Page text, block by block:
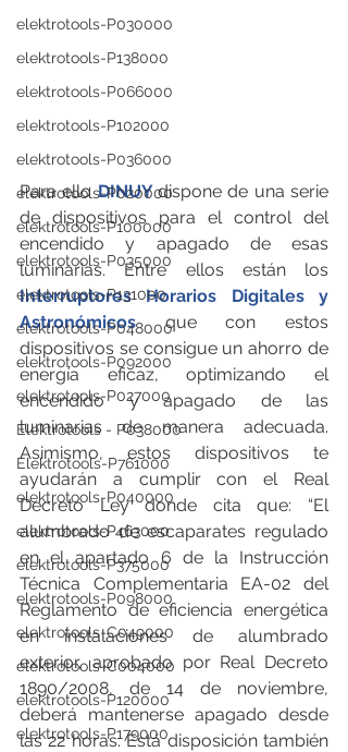
elektrotools-P030000
elektrotools-P138000
elektrotools-P066000
elektrotools-P102000
elektrotools-P036000
elektrotools-P020000
elektrotools-P100000
elektrotools-P035000
elektrotools-P131000
elektrotools-P048000
elektrotools-P092000
elektrotools-P027000
Elektrotools - P038000
Elektrotools-P761000
elektrotools-P040000
elektrotools-P463000
elektrotools-P375000
elektrotools-P098000
elektrotools-C049000
elektrotools-C004000
elektrotools-P120000
elektrotools-P179000
Para ello DINUY dispone de una serie
de dispositivos para el control del
encendido y apagado de esas
Interruptores Horarios Digitales y
Astronómicos que con estos
dispositivos se consigue un ahorro de
energía eficaz, optimizando el
encendido y apagado de las
luminarias de manera adecuada.
Asimismo, estos dispositivos te
ayudarán a cumplir con el Real
Decreto Ley donde cita que: “El
alumbrado de escaparates regulado
en el apartado 6 de la Instrucción
Técnica Complementaria EA-02 del
Reglamento de eficiencia energética
en instalaciones de alumbrado
exterior, aprobado por Real Decreto
1890/2008, de 14 de noviembre,
deberá mantenerse apagado desde
las 22 horas. Está disposición también